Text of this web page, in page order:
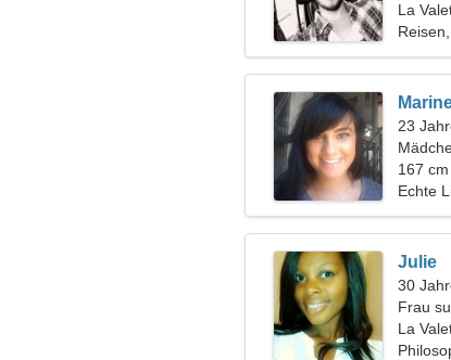
La
23
167
Echte
Julie
30
Frau
La